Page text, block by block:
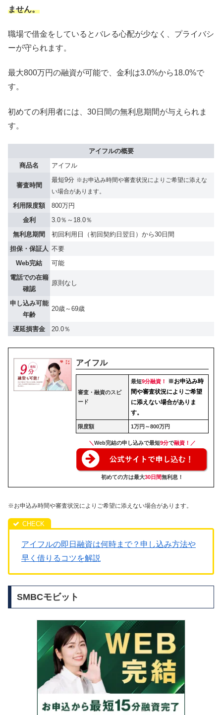
ません。
職場で借金をしているとバレる心配が少なく、プライバシ
ーが守られます。
最大800万円の融資が可能で、金利は3.0%から18.0%で
す。
初めての利用者には、30日間の無利息期間が与えられま
す。
アイフルの概要
商品名
アイフル
審査時間
最短9分 ※お申込み時間や審査状況によりご希望に添えな
い場合があります。
利用限度額
800万円
金利
3.0％～18.0％
無利息期間
初回利用日（初回契約日翌日）から30日間
担保・保証人 不要
Web完結
可能
電話での在籍
確認
原則なし
申し込み可能
年齢
20歳～69歳
遅延損害金 20.0％
アイフル
審査・融資のスピ
ード
最短9分融資！
※お申込み時
間や審査状況によりご希望
に添えない場合がありま
す。
限度額 1万円～800万円
＼Web完結の申し込みで最短9分で融資！／
初めての方は最大30日間無利息！
※お申込み時間や審査状況によりご希望に添えない場合があります。
アイフルの即日融資は何時まで？申し込み方法や
早く借りるコツを解説
SMBCモビット